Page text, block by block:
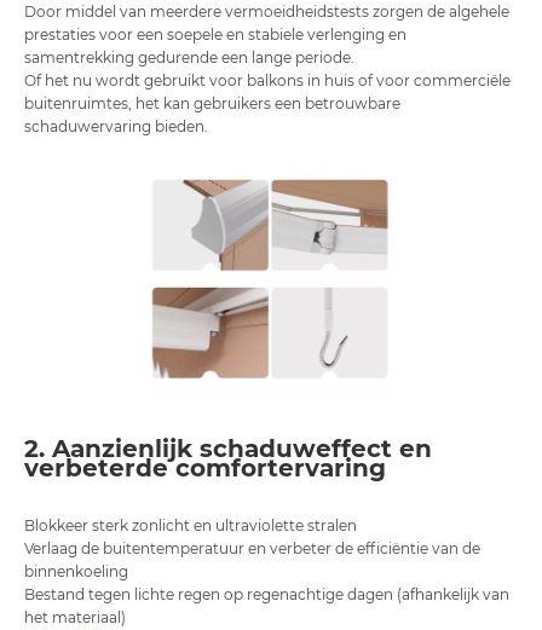
Door middel van meerdere vermoeidheidstests zorgen de algehele
prestaties voor een soepele en stabiele verlenging en
samentrekking gedurende een lange periode.
Of het nu wordt gebruikt voor balkons in huis of voor commerciële
buitenruimtes, het kan gebruikers een betrouwbare
schaduwervaring bieden.
2. Aanzienlijk schaduweffect en
verbeterde comfortervaring
Blokkeer sterk zonlicht en ultraviolette stralen
Verlaag de buitentemperatuur en verbeter de efficiëntie van de
binnenkoeling
Bestand tegen lichte regen op regenachtige dagen (afhankelijk van
het materiaal)